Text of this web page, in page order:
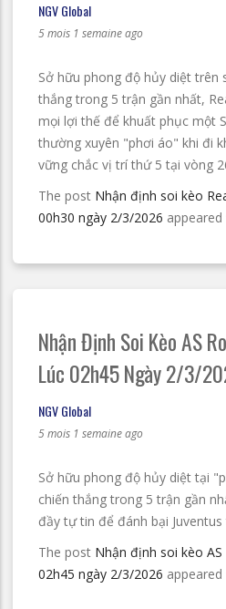
NGV Global
5 mois 1 semaine ago
Sở hữu phong độ hủy diệt trên
thắng trong 5 trận gần nhất,
mọi lợi thế để khuất phục một
thường xuyên "phơi áo" khi đi
vững chắc vị trí thứ 5 tại vòng
The post Nhận định soi kèo
00h30 ngày 2/3/2026
Nhận Định Soi Kèo AS
Lúc 02h45 Ngày 2/3/
NGV Global
5 mois 1 semaine ago
Sở hữu phong độ hủy diệt tại
chiến thắng trong 5 trận gần
đầy tự tin để đánh bại Juventus
The post Nhận định soi kèo
02h45 ngày 2/3/2026